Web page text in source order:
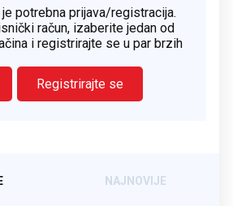
potrebna prijava/registracija.
račun, izaberite jedan od
i registrirajte se u par brzih
Registrirajte se
NAJNOVIJE